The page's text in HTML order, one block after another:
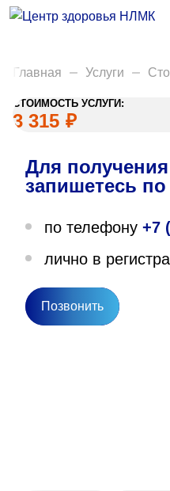
Анализы
Акции
Пациентам
Вакансии
О нас
Направления деятельности
Главная Услуги
СТОИМОСТЬ УСЛУГИ:
3 315 ₽
Для получения
запишетесь
по телефону +7
лично в
Позвонить